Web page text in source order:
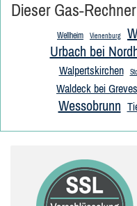
Dieser Gas-
Wellheim Vienenburg
Urbach bei
Walpertskirchen
Waldeck bei
Wessobrunn